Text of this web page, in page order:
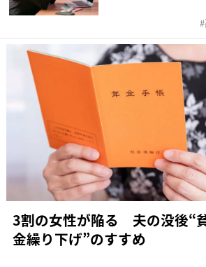
3割の女性が陥る 夫の没後“
金繰り下げ”のすすめ